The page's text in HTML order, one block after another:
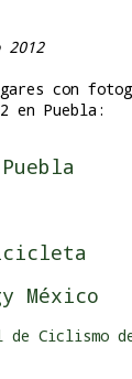
con
en Puebla:
México
Ciclismo